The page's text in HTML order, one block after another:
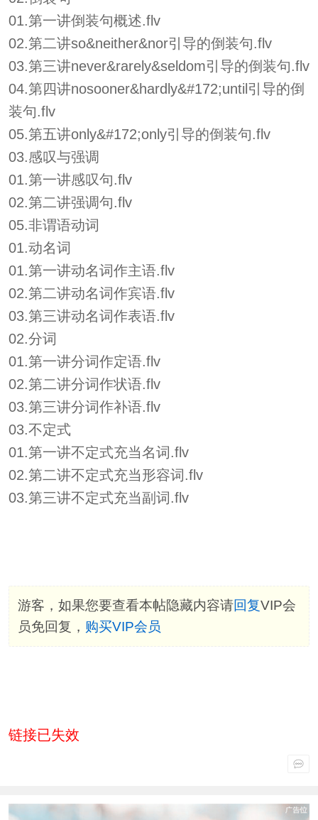
01.第一讲倒装句概述.flv
02.第二讲so&neither&nor引导的倒装句.flv
03.第三讲never&rarely&seldom引导的倒装句.flv
04.第四讲nosooner&hardly&#172;until引导的倒
装句.flv
05.第五讲only&#172;only引导的倒装句.flv
03.感叹与强调
01.第一讲感叹句.flv
02.第二讲强调句.flv
05.非谓语动词
01.动名词
01.第一讲动名词作主语.flv
02.第二讲动名词作宾语.flv
03.第三讲动名词作表语.flv
02.分词
01.第一讲分词作定语.flv
02.第二讲分词作状语.flv
03.第三讲分词作补语.flv
03.不定式
01.第一讲不定式充当名词.flv
02.第二讲不定式充当形容词.flv
03.第三讲不定式充当副词.flv
游客，如果您要查看本帖隐藏内容请回复VIP会
员免回复， 购买VIP会员
链接已失效